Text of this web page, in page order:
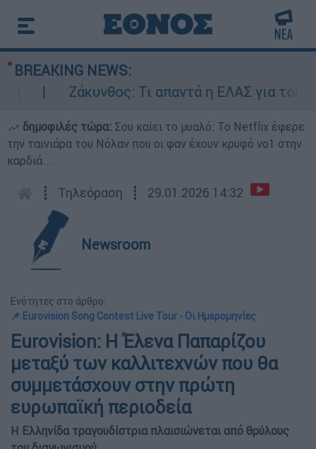
BREAKING NEWS:
Ζάκυνθος: Τι απαντά η ΕΛΑΣ για τους 8
δημοφιλές τώρα: Σου καίει το μυαλό: Το Netflix έφερε
την ταινιάρα του Νόλαν που οι φαν έχουν κρυφό νο1 στην
καρδιά...
┋ Τηλεόραση ┋ 29.01.2026 14:32
Newsroom
Ενότητες στο άρθρο:
📌 Eurovision Song Contest Live Tour - Οι Ημερομηνίες
Eurovision: Η Έλενα Παπαρίζου
μεταξύ των καλλιτεχνών που θα
συμμετάσχουν στην πρώτη
ευρωπαϊκή περιοδεία
Η Ελληνίδα τραγουδίστρια πλαισιώνεται από θρύλους